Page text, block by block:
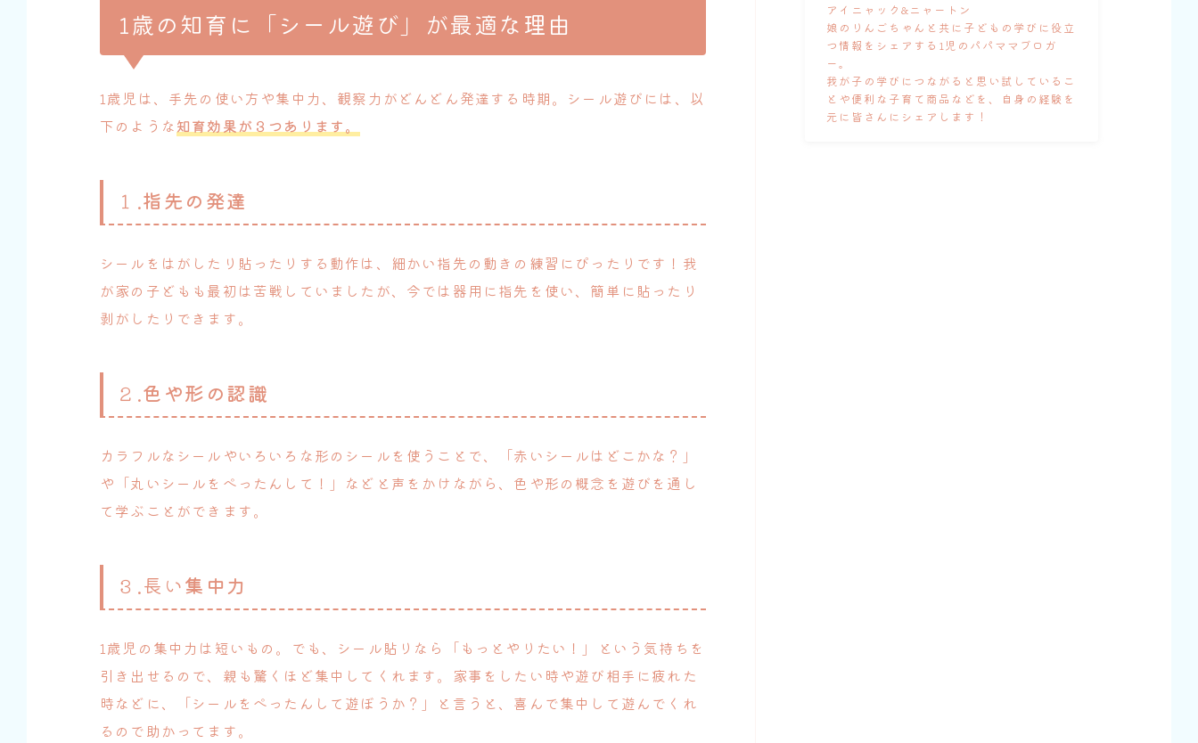
1歳の知育に「シール遊び」が最適な理由
1歳児は、手先の使い方や集中力、観察力がどんどん発達する時期。シール遊びには、以
下のような知育効果が３つあります。
１.指先の発達
シールをはがしたり貼ったりする動作は、細かい指先の動きの練習にぴったりです！我
が家の子どもも最初は苦戦していましたが、今では器用に指先を使い、簡単に貼ったり
剥がしたりできます。
２.色や形の認識
カラフルなシールやいろいろな形のシールを使うことで、「赤いシールはどこかな？」
や「丸いシールをぺったんして！」などと声をかけながら、色や形の概念を遊びを通し
て学ぶことができます。
３.長い集中力
1歳児の集中力は短いもの。でも、シール貼りなら「もっとやりたい！」という気持ちを
引き出せるので、親も驚くほど集中してくれます。家事をしたい時や遊び相手に疲れた
時などに、「シールをぺったんして遊ぼうか？」と言うと、喜んで集中して遊んでくれ
るので助かってます。
アイニャック&ニャートン
娘のりんごちゃんと共に子どもの学びに役立
つ情報をシェアする1児のパパママブロガ
ー。
我が子の学びにつながると思い試しているこ
とや便利な子育て商品などを、自身の経験を
元に皆さんにシェアします！